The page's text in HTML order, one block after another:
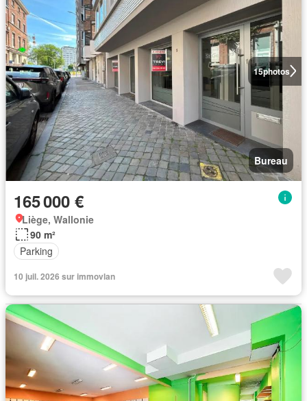
15photos
Bureau
165 000 €
Liège, Wallonie
90 m²
Parking
10 juil. 2026 sur immovlan